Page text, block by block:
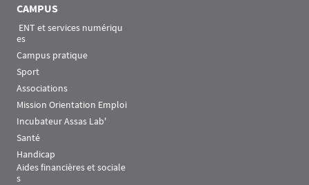
CAMPUS
es
Campus pratique
Sport
Associations
Mission Orientation Emploi
Incubateur Assas Lab'
Santé
Handicap
Aides financières et sociale
s